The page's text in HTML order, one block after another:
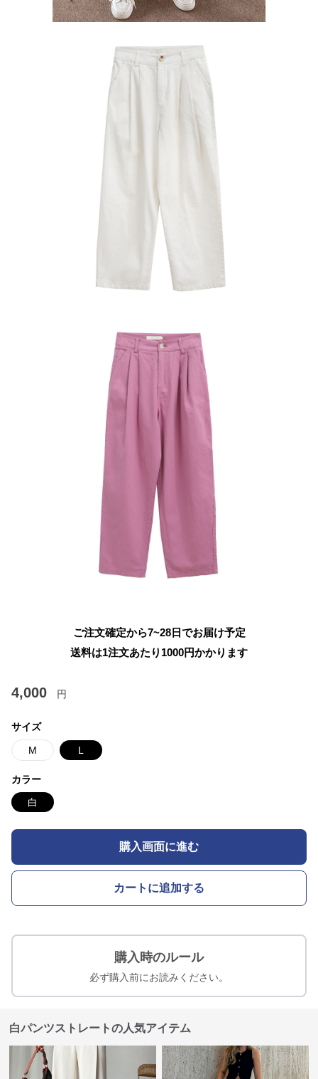
ご注文確定から7~28日でお届け予定
送料は1注文あたり 1000円かかります
4,000 円
サイズ
M L
カラー
白
購入画面に進む
カートに追加する
購入時のルール
必ず購入前にお読みください。
白パンツストレートの人気アイテム